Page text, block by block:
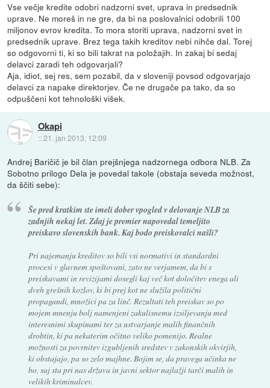
Vse večje kredite odobri nadzorni svet, uprava in predsednik
uprave. Ne moreš in ne gre, da bi na poslovalnici odobrili 100
miljonov evrov kredita. To mora storiti uprava, nadzorni svet in
predsednik uprave. Brez tega takih kreditov nebi nihče dal. Torej
so odgovorni ti, ki so bili takrat na položajih. In zakaj bi sedaj
delavci zaradi teh odgovarjali?
Aja, idiot, sej res, sem pozabil, da v sloveniji povsod odgovarjajo
delavci za napake direktorjev. Če ne drugače pa tako, da so
odpuščeni kot tehnološki višek.
Okapi
::21. jan 2013, 12:09
Andrej Baričič je bil član prejšnjega nadzornega odbora NLB. Za
Sobotno prilogo Dela je povedal takole (obstaja seveda možnost,
da ščiti sebe):
Še pred kratkim ste imeli dober vpogled v delovanje NLB za
zadnjih nekaj let. Zdaj je premier napovedal temeljito
preiskavo slovenskih bank. Kaj bodo preiskovalci našli?
Pri najemanju kreditov so bili vsi normativi in standardni
procesi v glavnem spoštovani, zato ne verjamem, da bi s
preiskavami in revizijami dosegli kaj več kot določitev enega ali
dveh grešnih kozlov, ki bi prej kot ne služila politični
propagandi, množici pa za linč. Rezultati teh preiskav so po
mojem mnenju bolj namenjeni zakulisnemu izsiljevanju med
interesnimi skupinami ter za ustvarjanje malih finančnih
drobtin, ki pa nekaterim očitno veliko pomenijo. Realne
možnosti za povrnitev izgubljenih sredstev v zakonskih okvirjih,
ki obstajajo, pa so zelo majhne. Bojim se, da pravega učinka ne
bo, saj sta pri nas država in javni sektor najlažji tarči malih in
velikih kriminalcev.